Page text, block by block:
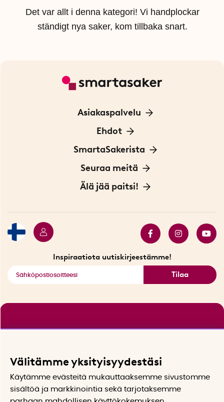
Det var allt i denna kategori! Vi handplockar
ständigt nya saker, kom tillbaka snart.
Asiakaspalvelu
Ota yhteyttä
Ehdot
Tietoa evästeistä
Yksityisyydensuoja
Sopimusehdot
SmartaSakerista
Meistä
Myymälä Tukholmassa
Seuraa meitä
Innovaattoriblogi
Älä jää paitsi!
Katso kaikki älykkäät tuotteet
Inspiraatiota uutiskirjeestämme!
Tilaa
Välitämme yksityisyydestäsi
Käytämme evästeitä mukauttaaksemme sivustomme
sisältöä ja markkinointia sekä tarjotaksemme